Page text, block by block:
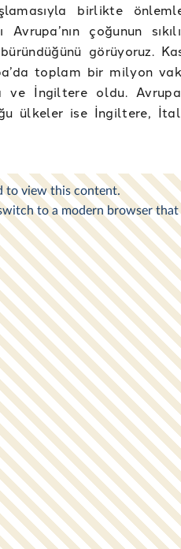
birlikte
çoğunun
görüyoruz.
toplam bir milyon
ve İngiltere oldu.
ülkeler ise İngiltere,